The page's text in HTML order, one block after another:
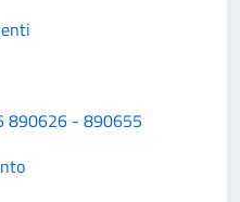
890626 - 890655